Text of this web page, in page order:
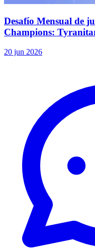
Desafío Mensual de
Champions:
20 jun 2026